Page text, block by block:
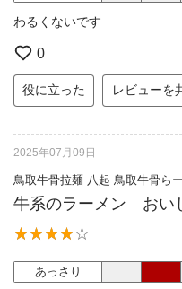
わるくないです
0
役に立った レビューを
2025年07月09日
鳥取牛骨拉麺 八起 鳥取牛骨ら
牛系のラーメン おい
あっさり